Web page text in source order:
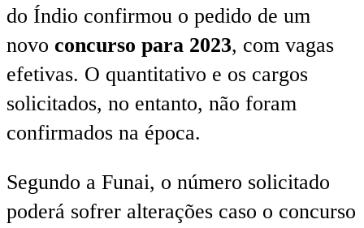
do Índio confirmou o pedido de um
novo concurso para 2023, com vagas
efetivas. O quantitativo e os cargos
solicitados, no entanto, não foram
confirmados na época.
Segundo a Funai, o número solicitado
poderá sofrer alterações caso o concurso